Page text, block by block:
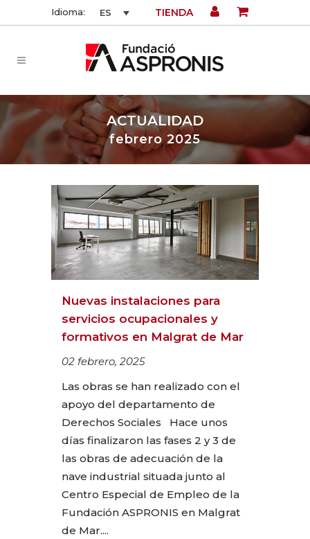
Idioma: ES TIENDA
ACTUALIDAD
febrero 2025
Nuevas instalaciones para
servicios ocupacionales y
formativos en Malgrat de Mar
02 febrero, 2025
Las obras se han realizado con el
apoyo del departamento de
Derechos Sociales Hace unos
días finalizaron las fases 2 y 3 de
las obras de adecuación de la
nave industrial situada junto al
Centro Especial de Empleo de la
Fundación ASPRONIS en Malgrat
de Mar....